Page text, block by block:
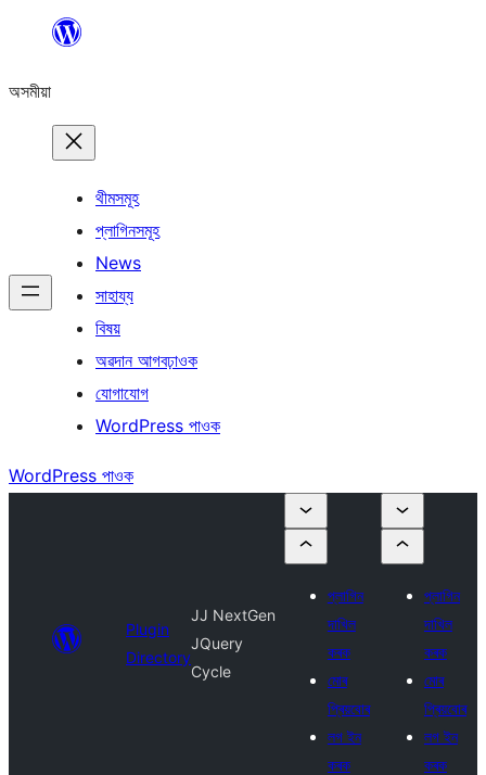
বিষয়বস্তুলৈ
অসমীয়া
থীমসমূহ
প্লাগিনসমূহ
News
সাহায্য
বিষয়
অৱদান আগবঢ়াওক
যোগাযোগ
WordPress পাওক
WordPress পাওক
Plugin
Directory
JJ NextGen
JQuery
Cycle
প্লাগিন
দাখিল
কৰক
মোৰ
প্ৰিয়বোৰ
লগ ইন
কৰক
প্লাগিন
দাখিল
কৰক
মোৰ
প্ৰিয়বোৰ
লগ ইন
কৰক